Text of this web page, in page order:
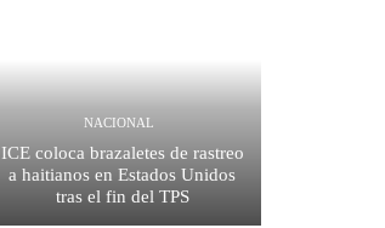
NACIONAL
ICE coloca brazaletes de rastreo
a haitianos en Estados Unidos
tras el fin del TPS